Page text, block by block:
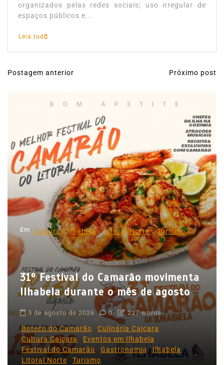
organizados pelas redes sociais; uso irregular de
espaços públicos e...
Leia tudo
N
g
a
ç
o
d
e
P
s
Postagem anterior Próximo post
Em Cultura Ilhabela Litoral Norte Turismo
31º Festival do Camarão movimenta
Ilhabela durante o mês de agosto
5 de agosto de 2026 0 227 words
Boteco do Camarão
Culinária Caiçara
Cultura Caiçara
Eventos em Ilhabela
Festival do Camarão
Gastronomia
Ilhabela
Litoral Norte
Turismo